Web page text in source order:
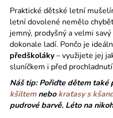
hvězdiček.
Praktické dětské letní
letní dovolené nemělo
jemný, prodyšný a velmi
dokonale ladí. Pončo je
předškoláky– využijete jej
sluníčkem i před
Náš tip: Pořiďte dětem také
kšiltem nebokraťasy s
pudrové barvě. Léto na
p
o
r
u
č
u
j
e
m
e